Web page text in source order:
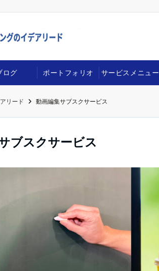
ログ ポートフォリオ サービスメニュー
リード 動画編集サブスクサービス
ブスクサービス